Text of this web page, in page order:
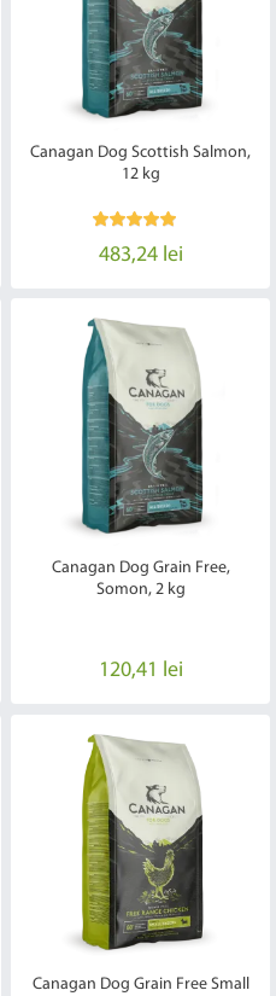
Canagan Dog Scottish Salmon,
12 kg
483,24 lei
Canagan Dog Grain Free,
Somon, 2 kg
120,41 lei
Canagan Dog Grain Free Small